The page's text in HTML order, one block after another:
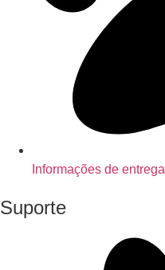
Informações de entrega
Suporte